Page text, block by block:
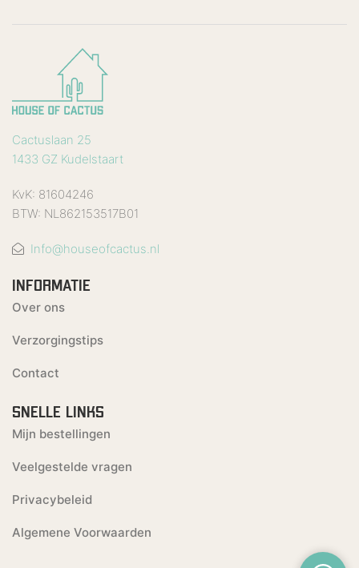
Cactuslaan 25
1433 GZ Kudelstaart
KvK: 81604246
BTW: NL862153517B01
Info@houseofcactus.nl
INFORMATIE
Over ons
Verzorgingstips
Contact
SNELLE LINKS
Mijn bestellingen
Veelgestelde vragen
Privacybeleid
Algemene Voorwaarden